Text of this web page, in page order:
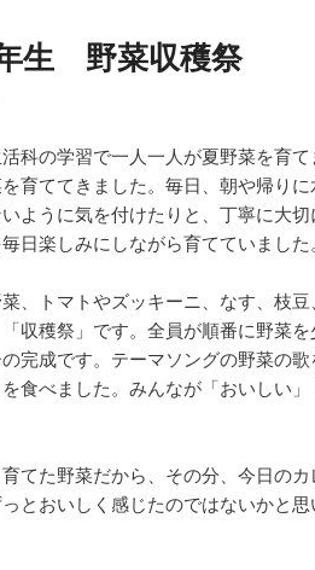
生 野菜収穫祭
科の学習で一人一人が夏野菜を育
育ててきました。毎日、朝や帰り
ように気を付けたりと、丁寧に大切
日楽しみにしながら育てていました。
、トマトやズッキーニ、なす、枝
収穫祭」です。全員が順番に野菜
完成です。テーマソングの野菜の
食べました。みんなが「おいしい
てた野菜だから、その分、今日の
とおいしく感じたのではないかと思